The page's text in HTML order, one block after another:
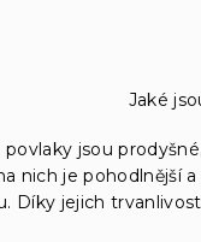
Jaké
povlaky jsou
nich je pohodlnější
Díky jejich